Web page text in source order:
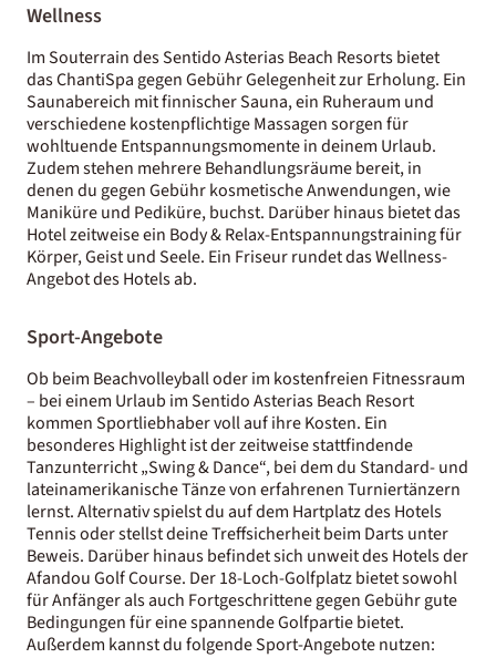
Wellness
Im Souterrain des Sentido Asterias Beach Resorts bietet
das ChantiSpa gegen Gebühr Gelegenheit zur Erholung. Ein
Saunabereich mit finnischer Sauna, ein Ruheraum und
verschiedene kostenpflichtige Massagen sorgen für
wohltuende Entspannungsmomente in deinem Urlaub.
Zudem stehen mehrere Behandlungsräume bereit, in
denen du gegen Gebühr kosmetische Anwendungen, wie
Maniküre und Pediküre, buchst. Darüber hinaus bietet das
Hotel zeitweise ein Body & Relax-Entspannungstraining für
Körper, Geist und Seele. Ein Friseur rundet das Wellness-
Angebot des Hotels ab.
Sport-Angebote
Ob beim Beachvolleyball oder im kostenfreien Fitnessraum
– bei einem Urlaub im Sentido Asterias Beach Resort
kommen Sportliebhaber voll auf ihre Kosten. Ein
besonderes Highlight ist der zeitweise stattfindende
Tanzunterricht „Swing & Dance“, bei dem du Standard- und
lateinamerikanische Tänze von erfahrenen Turniertänzern
lernst. Alternativ spielst du auf dem Hartplatz des Hotels
Tennis oder stellst deine Treffsicherheit beim Darts unter
Beweis. Darüber hinaus befindet sich unweit des Hotels der
Afandou Golf Course. Der 18-Loch-Golfplatz bietet sowohl
für Anfänger als auch Fortgeschrittene gegen Gebühr gute
Bedingungen für eine spannende Golfpartie bietet.
Außerdem kannst du folgende Sport-Angebote nutzen: